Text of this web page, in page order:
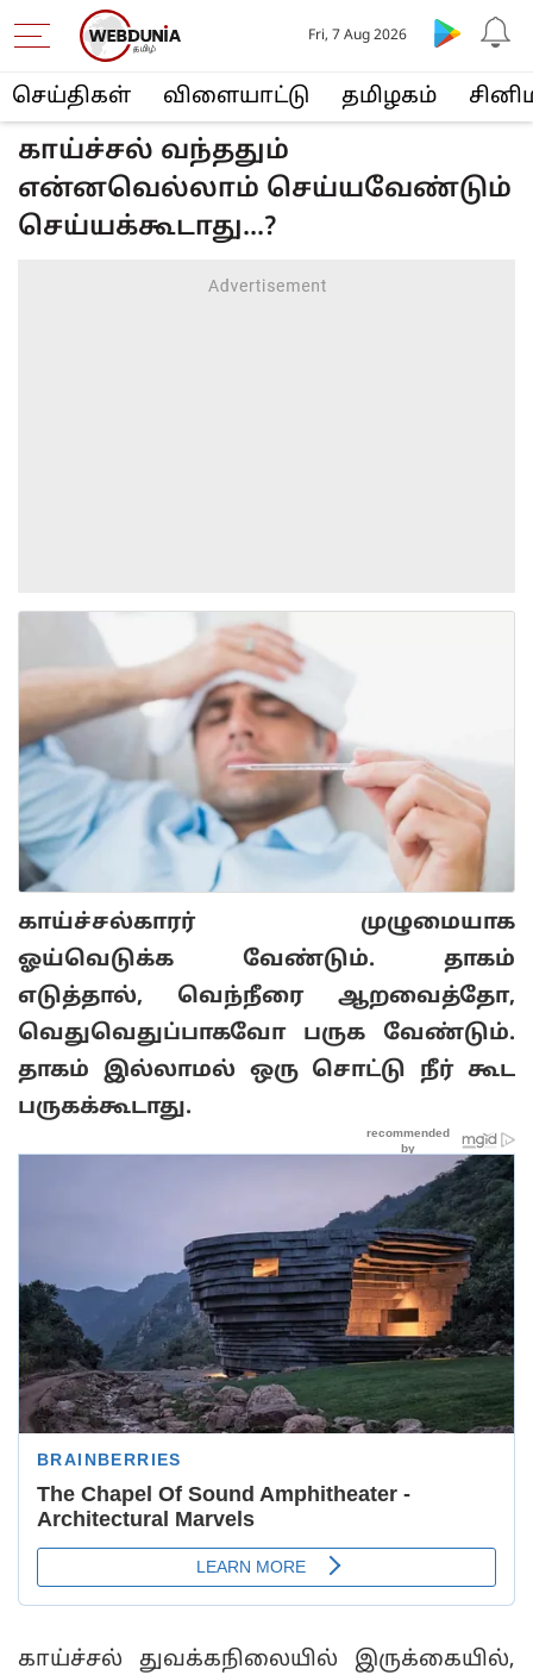
செய்திகள் விளையா‌ட்டு த‌மிழக‌ம்
Fri, 7 Aug 2026
காய்ச்சல் வந்ததும்
என்னவெல்லாம் செய்யவேண்டும்
செய்யக்கூடாது...?
காய்ச்சல்காரர் முழுமையாக
ஓய்வெடுக்க வேண்டும். தாகம்
எடுத்தால், வெந்நீரை ஆறவைத்தோ,
வெதுவெதுப்பாகவோ பருக வேண்டும்.
தாகம் இல்லாமல் ஒரு சொட்டு நீர் கூட
பருகக்கூடாது.
காய்ச்சல் துவக்கநிலையில் இருக்கையில்,